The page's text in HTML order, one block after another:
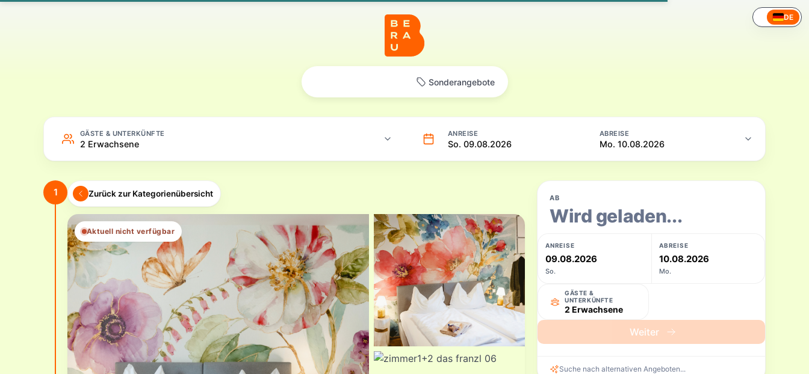
DE
Sonderangebote
GÄSTE & UNTERKÜNFTE
2 Erwachsene
ANREISE
So. 09.08.2026
ABREISE
Mo. 10.08.2026
1 Zurück zur Kategorienübersicht
Aktuell nicht verfügbar
AB
Wird geladen...
ANREISE
09.08.2026
So.
ABREISE
10.08.2026
Mo.
GÄSTE &
UNTERKÜNFTE
2 Erwachsene
Weiter
Suche nach alternativen Angeboten...